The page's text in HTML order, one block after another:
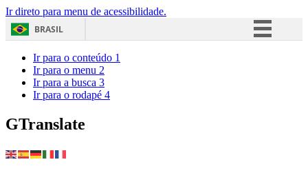
Ir direto para menu de acessibilidade.
BRASIL
Ir para o conteúdo 1
Ir para o menu 2
Ir para a busca 3
Ir para o rodapé 4
GTranslate